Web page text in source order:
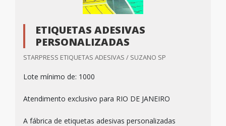
ETIQUETAS ADESIVAS
PERSONALIZADAS
STARPRESS ETIQUETAS ADESIVAS / SUZANO SP
Lote mínimo de: 1000
Atendimento exclusivo para RIO DE JANEIRO
A fábrica de etiquetas adesivas personalizadas